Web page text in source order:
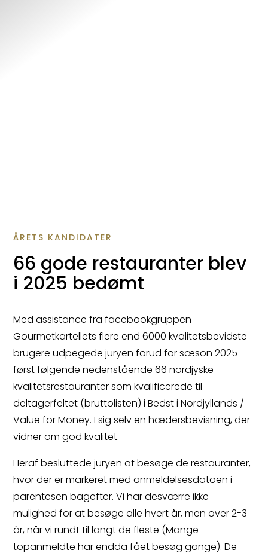
ÅRETS KANDIDATER
66 gode restauranter blev
i 2025 bedømt
Med assistance fra facebookgruppen
Gourmetkartellets flere end 6000 kvalitetsbevidste
brugere udpegede juryen forud for sæson 2025
først følgende nedenstående 66 nordjyske
kvalitetsrestauranter som kvalificerede til
deltagerfeltet (bruttolisten) i Bedst i Nordjyllands /
Value for Money. I sig selv en hædersbevisning, der
vidner om god kvalitet.
Heraf besluttede juryen at besøge de restauranter,
hvor der er markeret med anmeldelsesdatoen i
parentesen bagefter. Vi har desværre ikke
mulighed for at besøge alle hvert år, men over 2-3
år, når vi rundt til langt de fleste (Mange
topanmeldte har endda fået besøg gange). De